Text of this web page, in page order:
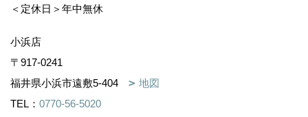
＜定休日＞年中無休
小浜店
〒917-0241
福井県小浜市遠敷5-404
地図
TEL： 0770-56-5020